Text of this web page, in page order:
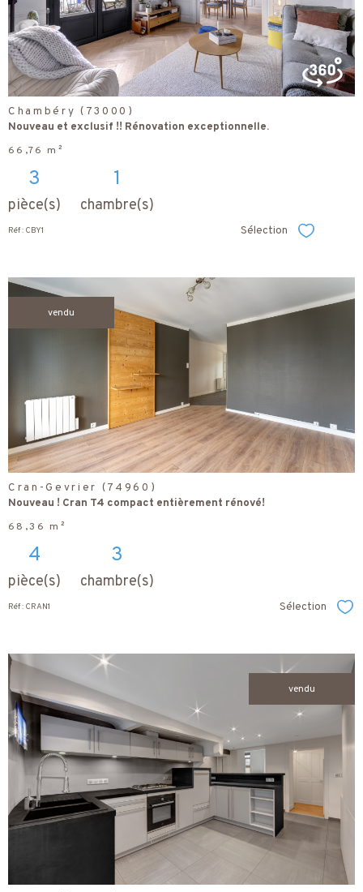
Chambéry (73000)
Nouveau et exclusif !! Rénovation exceptionnelle.
66,76 m²
3
pièce(s)
1
chambre(s)
Réf : CBY1 Sélection Sélectionner
vendu
voir le
bien
Cran-Gevrier (74960)
Nouveau ! Cran T4 compact entièrement rénové!
68,36 m²
4
pièce(s)
3
chambre(s)
Réf : CRAN1 Sélection
vendu
voir le
bien